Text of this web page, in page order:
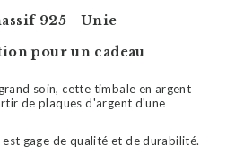
925 - Unie
pour un cadeau
soin, cette timbale en argent
de plaques d'argent d'une
est gage de qualité et de durabilité.